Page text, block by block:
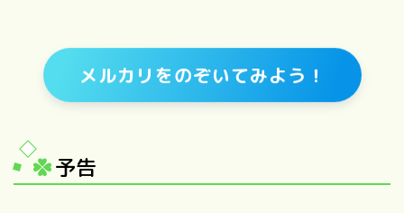
メルカリをのぞいてみよう！
予告